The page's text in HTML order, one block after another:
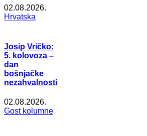
02.08.2026.
Hrvatska
Josip Vričko:
5. kolovoza –
dan
bošnjačke
nezahvalnosti
02.08.2026.
Gost kolumne